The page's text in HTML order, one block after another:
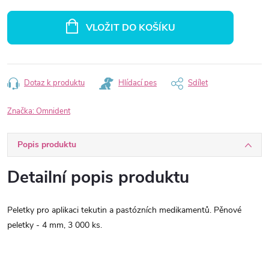
VLOŽIT DO KOŠÍKU
Dotaz k produktu Hlídací pes Sdílet
Značka: Omnident
Popis produktu
Detailní popis produktu
Peletky pro aplikaci tekutin a pastózních medikamentů. Pěnové
peletky - 4 mm, 3 000 ks.